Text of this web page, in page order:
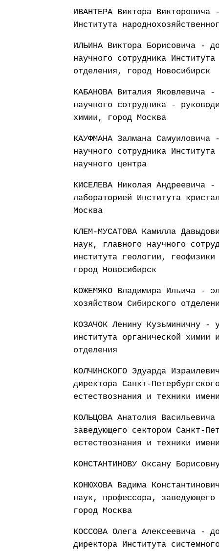
ИВАНТЕРА Виктора
Института
ИЛЬИНА Виктора Борисовича -
научного сотрудника
отделения, город Новосибирск
КАБАНОВА Виталия Яковлевича
научного сотрудника -
химии, город Москва
КАУФМАНА Залмана
научного сотрудника
научного центра
КИСЕЛЕВА Николая Андреевича
лабораторией Института
Москва
КЛЕМ-МУСАТОВА Камилла
наук, главного научного
института геологии,
город Новосибирск
КОЖЕМЯКО Владимира Ильича -
хозяйством Сибирского
КОЗАЧОК Ленину Кузьминичну -
института органической химии
отделения
КОЛЧИНСКОГО Эдуарда
директора Санкт-
естествознания и техники
КОЛЬЦОВА Анатолия
заведующего сектором Санкт-
естествознания и техники
КОНСТАНТИНОВУ Оксану
КОНЮХОВА Вадима
наук, профессора,
город Москва
КОССОВА Олега Алексеевича -
директора Института